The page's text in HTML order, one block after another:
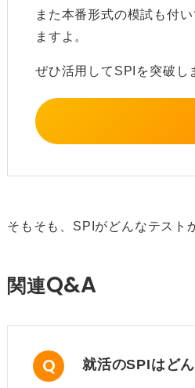
また本番形式の模試も付
ますよ。
ぜひ活用してSPIを突破し
そもそも、SPIがどんなテスト
関連Q&A
就活のSPIはど